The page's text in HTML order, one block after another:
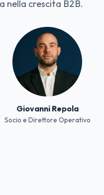
nella crescita B2B.
Giovanni Repola
Socio e Direttore Operativo